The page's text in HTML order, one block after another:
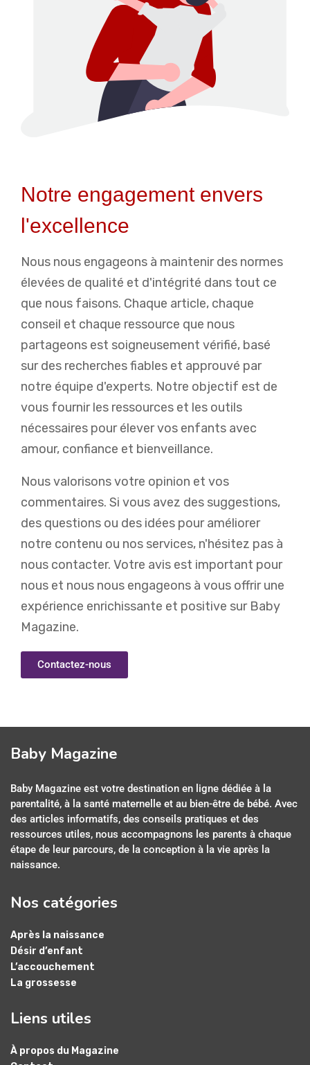
Notre engagement envers
l'excellence
Nous nous engageons à maintenir des normes
élevées de qualité et d'intégrité dans tout ce
que nous faisons. Chaque article, chaque
conseil et chaque ressource que nous
partageons est soigneusement vérifié, basé
sur des recherches fiables et approuvé par
notre équipe d'experts. Notre objectif est de
vous fournir les ressources et les outils
nécessaires pour élever vos enfants avec
amour, confiance et bienveillance.
Nous valorisons votre opinion et vos
commentaires. Si vous avez des suggestions,
des questions ou des idées pour améliorer
notre contenu ou nos services, n'hésitez pas à
nous contacter. Votre avis est important pour
nous et nous nous engageons à vous offrir une
expérience enrichissante et positive sur Baby
Magazine.
Contactez-nous
Baby Magazine
Baby Magazine est votre destination en ligne dédiée à la
parentalité, à la santé maternelle et au bien-être de bébé. Avec
des articles informatifs, des conseils pratiques et des
ressources utiles, nous accompagnons les parents à chaque
étape de leur parcours, de la conception à la vie après la
naissance.
Nos catégories
Après la naissance
Désir d’enfant
L’accouchement
La grossesse
Liens utiles
À propos du Magazine